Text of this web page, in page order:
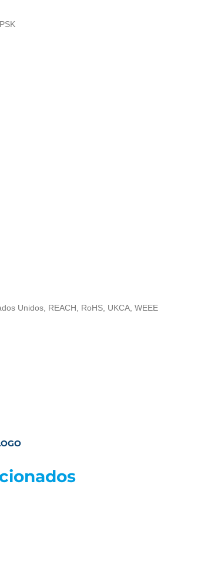
Unidos, REACH, RoHS, UKCA, WEEE